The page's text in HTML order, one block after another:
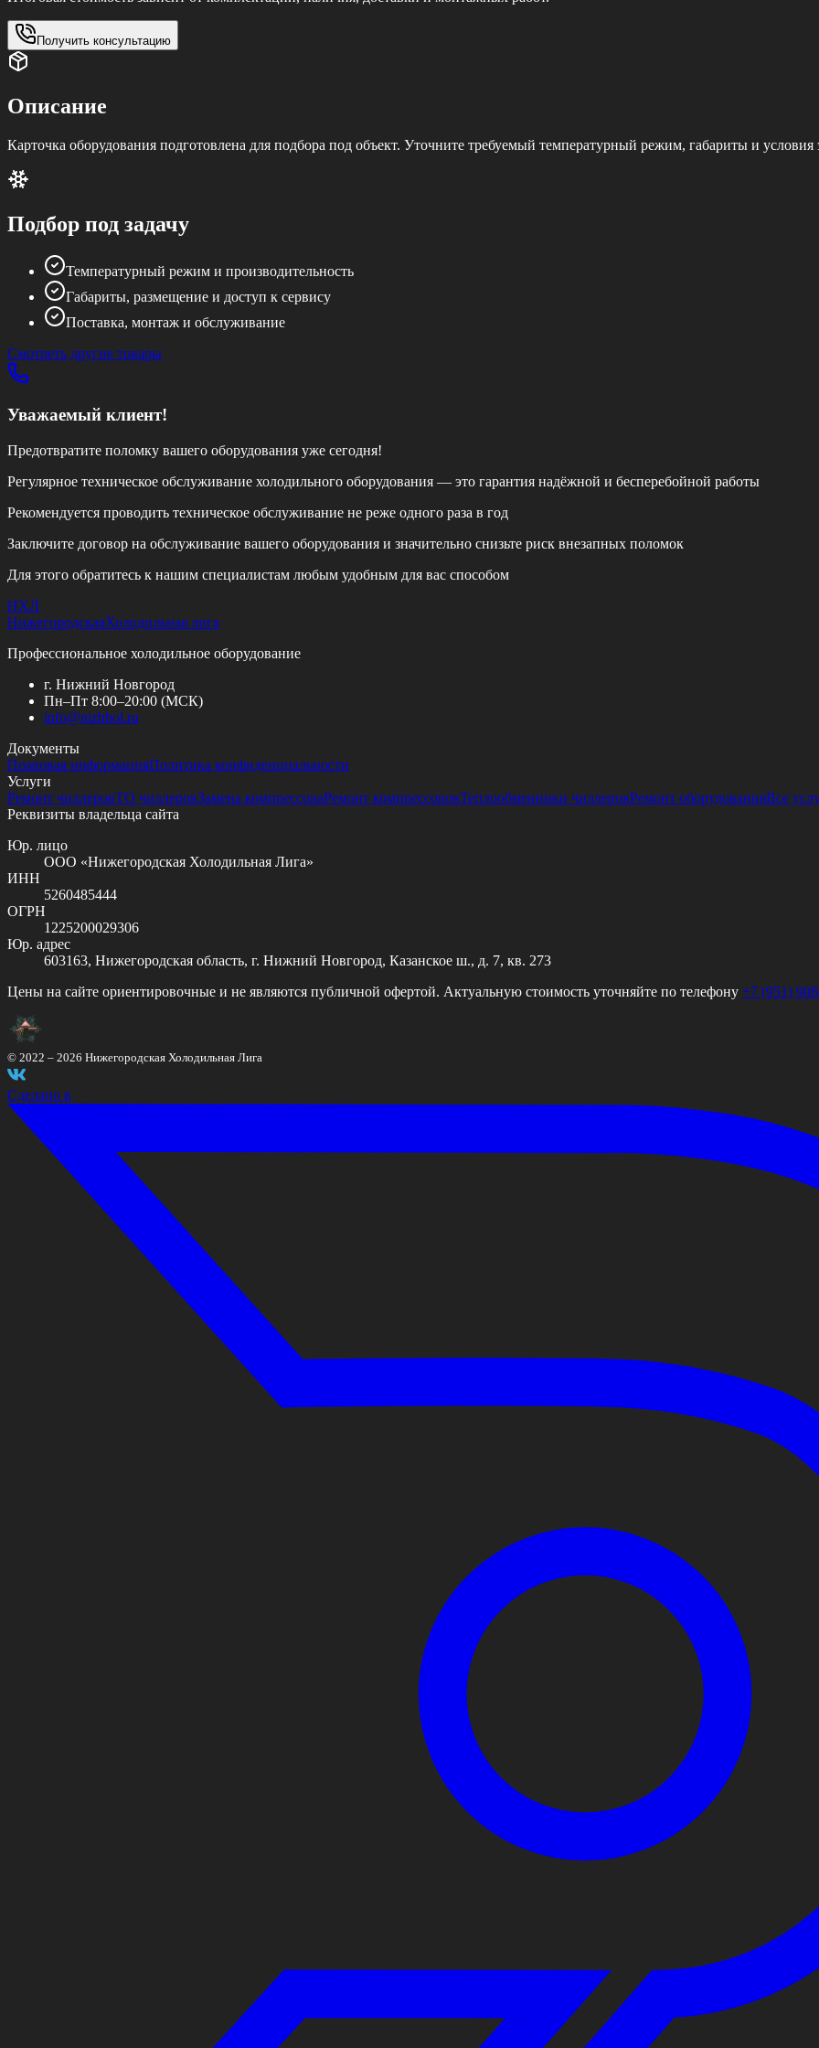
Получить консультацию
Описание
Карточка оборудования подготовлена для подбора под объект. Уточните требуемый температурный режим, габариты и
Подбор под задачу
Температурный режим и производительность
Габариты, размещение и доступ к сервису
Поставка, монтаж и обслуживание
Смотреть другие товары
Уважаемый клиент!
Предотвратите поломку вашего оборудования уже сегодня!
Регулярное техническое обслуживание холодильного оборудования — это гарантия надёжной и бесперебойной работы
Рекомендуется проводить техническое обслуживание не реже одного раза в год
Заключите договор на обслуживание вашего оборудования и значительно снизьте риск внезапных поломок
Для этого обратитесь к нашим специалистам любым удобным для вас способом
НХЛ
НижегородскаяХолодильная лига
Профессиональное холодильное оборудование
г. Нижний Новгород
Пн–Пт 8:00–20:00 (МСК)
info@nizhhol.ru
Документы
Правовая информацияПолитика конфиденциальности
Услуги
Ремонт чиллеровТО чиллеровЗамена компрессораРемонт компрессоровТеплообменники чиллеровРемонт оборудованияВсе
Реквизиты владельца сайта
Юр. лицо
ООО «Нижегородская Холодильная Лига»
ИНН
5260485444
ОГРН
1225200029306
Юр. адрес
603163, Нижегородская область, г. Нижний Новгород, Казанское ш., д. 7, кв. 273
Цены на сайте ориентировочные и не являются публичной офертой. Актуальную стоимость уточняйте по телефону +7 (951)
© 2022 – 2026 Нижегородская Холодильная Лига
Сделано в